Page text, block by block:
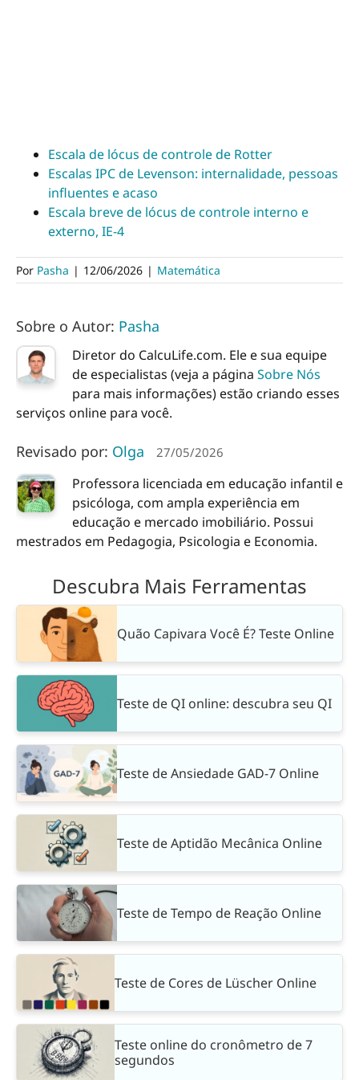
Escala de lócus de controle de Rotter
Escalas IPC de Levenson: internalidade, pessoas
influentes e acaso
Escala breve de lócus de controle interno e
externo, IE-4
Por Pasha | 12/06/2026 | Matemática
Sobre o Autor: Pasha
Diretor do CalcuLife.com. Ele e sua equipe
de especialistas (veja a página Sobre Nós
para mais informações) estão criando esses
serviços online para você.
Revisado por: Olga 27/05/2026
Professora licenciada em educação infantil e
psicóloga, com ampla experiência em
educação e mercado imobiliário. Possui
mestrados em Pedagogia, Psicologia e Economia.
Descubra Mais Ferramentas
Quão Capivara Você É? Teste Online
Teste de QI online: descubra seu QI
Teste de Ansiedade GAD-7 Online
Teste de Aptidão Mecânica Online
Teste de Tempo de Reação Online
Teste de Cores de Lüscher Online
Teste online do cronômetro de 7
segundos